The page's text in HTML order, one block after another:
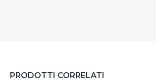
PRODOTTI CORRELATI